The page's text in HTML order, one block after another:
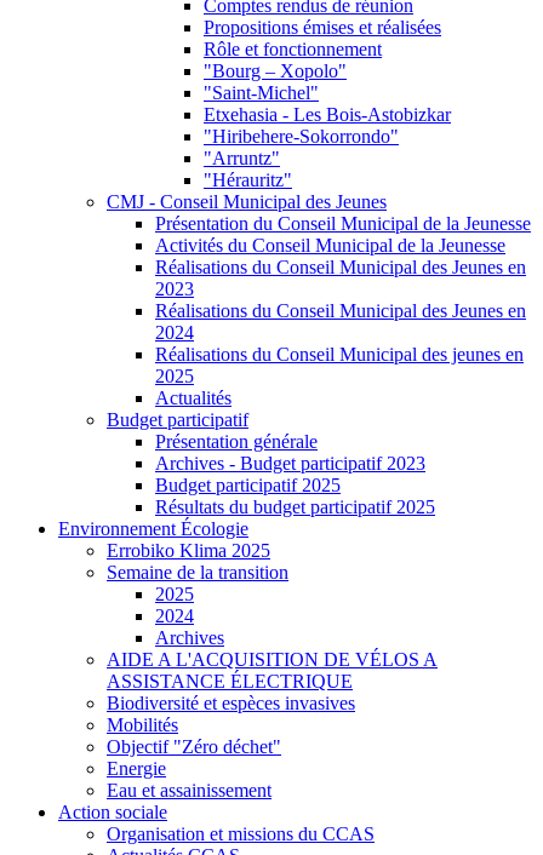
Comptes rendus de réunion
Propositions émises et réalisées
Rôle et fonctionnement
"Bourg – Xopolo"
"Saint-Michel"
Etxehasia - Les Bois-Astobizkar
"Hiribehere-Sokorrondo"
"Arruntz"
"Hérauritz"
CMJ - Conseil Municipal des Jeunes
Présentation du Conseil Municipal de la Jeunesse
Activités du Conseil Municipal de la Jeunesse
Réalisations du Conseil Municipal des Jeunes en
2023
Réalisations du Conseil Municipal des Jeunes en
2024
Réalisations du Conseil Municipal des jeunes en
2025
Actualités
Budget participatif
Présentation générale
Archives - Budget participatif 2023
Budget participatif 2025
Résultats du budget participatif 2025
Environnement Écologie
Errobiko Klima 2025
Semaine de la transition
2025
2024
Archives
AIDE A L'ACQUISITION DE VÉLOS A
ASSISTANCE ÉLECTRIQUE
Biodiversité et espèces invasives
Mobilités
Objectif "Zéro déchet"
Energie
Eau et assainissement
Action sociale
Organisation et missions du CCAS